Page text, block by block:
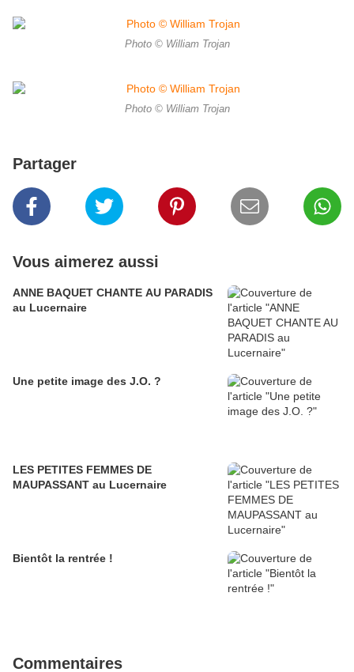
Photo © William Trojan
Photo © William Trojan
Partager
Vous aimerez aussi
ANNE BAQUET CHANTE AU PARADIS
au Lucernaire
Une petite image des J.O. ?
LES PETITES FEMMES DE
MAUPASSANT au Lucernaire
Bientôt la rentrée !
Commentaires